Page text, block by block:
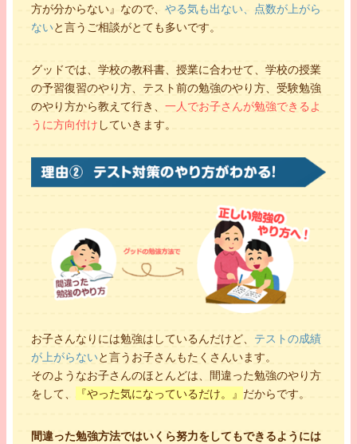
方が分からない』なので、 やる気も出ない、点数が上がら
ないと言うご相談がとても多いです。
グッドでは、学校の教科書、授業に合わせて、学校の授業
の予習復習のやり方、テスト前の勉強のやり方、受験勉強
のやり方から教えて行き、 一人でお子さんが勉強できるよ
うに方向付け していきます。
お子さんなりには勉強はしているんだけど、 テストの成績
が上がらないと言うお子さんもたくさんいます。
そのようなお子さんのほとんどは、間違った勉強のやり方
をして、
『やった気になっているだけ。』 だからです。
間違った勉強方法ではいくら努力をしてもできるようには